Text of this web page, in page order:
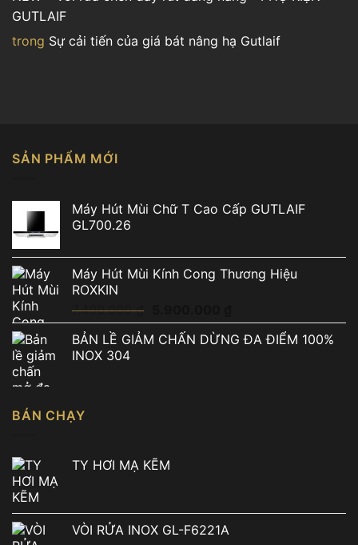
GUTLAIF
trong Sự cải tiến của giá bát nâng hạ Gutlaif
SẢN PHẨM MỚI
Máy Hút Mùi Chữ T Cao Cấp GUTLAIF
GL700.26
Máy Hút Mùi Kính Cong Thương Hiệu
ROXKIN
7.490.000₫
gốc
là:
hiện
tại
BẢN LỀ GIẢM CHẤN DỪNG ĐA ĐIỂM 100%
INOX 304
BÁN CHẠY
TY HƠI MẠ KẼM
VÒI RỬA INOX GL-F6221A